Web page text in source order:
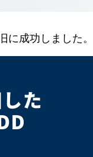
に成功しました。